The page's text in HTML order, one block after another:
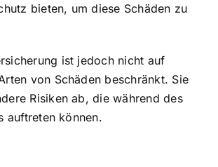
bieten, um diese Schäden zu
ist jedoch nicht auf
von Schäden beschränkt. Sie
Risiken ab, die während des
auftreten können.